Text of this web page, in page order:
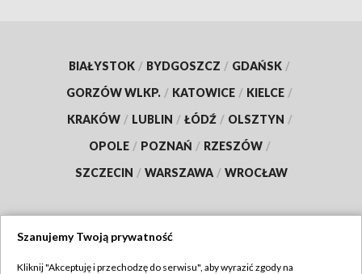
BIAŁYSTOK / BYDGOSZCZ / GDAŃSK /
GORZÓW WLKP. / KATOWICE / KIELCE /
KRAKÓW / LUBLIN / ŁÓDŹ / OLSZTYN /
OPOLE / POZNAŃ / RZESZÓW /
SZCZECIN / WARSZAWA / WROCŁAW
Szanujemy Twoją prywatność
Kliknij "Akceptuję i przechodzę do serwisu", aby wyrazić zgody na